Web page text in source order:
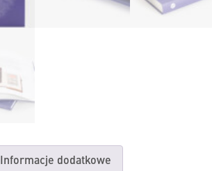
Informacje dodatkowe